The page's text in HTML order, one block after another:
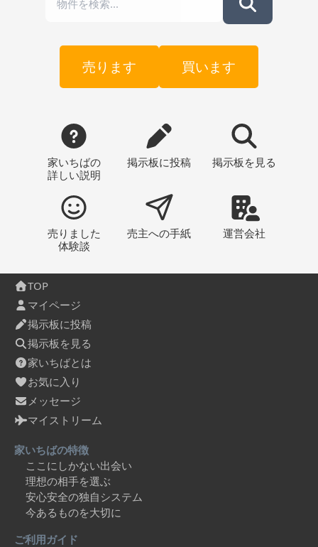
売ります 買います
家いちばの
詳しい説明
掲示板に投稿 掲示板 を見る
売りました
体験談
売主への手紙 運営会社
TOP
マイページ
掲示板に投稿
掲示板を見る
家いちばとは
お気に入り
メッセージ
マイストリーム
家いちばの特徴
ここにしかない出会い
理想の相手を選ぶ
安心安全の独自システム
今あるものを大切に
ご利用ガイド